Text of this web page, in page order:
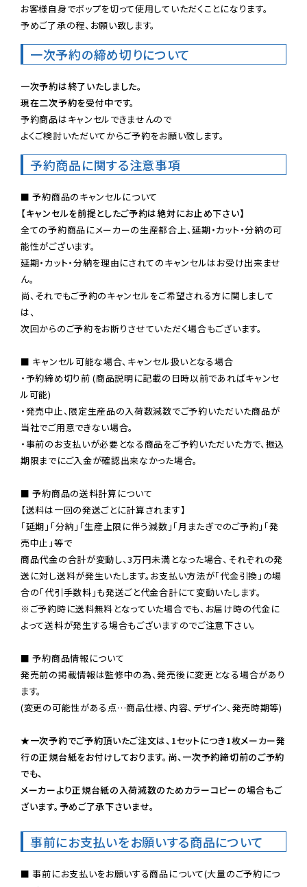
お客様自身でポップを切って使用していただくことになります。
予めご了承の程、お願い致します。
一次予約の締め切りについて
一次予約は終了いたしました。
現在二次予約を受付中です。
予約商品はキャンセルできませんので
よくご検討いただいてからご予約をお願い致します。
予約商品に関する注意事項
【キャンセルを前提としたご予約は絶対にお止め下さい】
全ての予約商品にメーカーの生産都合上、延期・カット・分納の可
能性がございます。
延期・カット・分納を理由にされてのキャンセルはお受け出来ませ
ん。
尚、それでもご予約のキャンセルをご希望される方に関しまして
は、
次回からのご予約をお断りさせていただく場合もございます。
■ キャンセル可能な場合、キャンセル扱いとなる場合
・予約締め切り前 (商品説明に記載の日時以前であればキャンセ
ル可能)
・発売中止、限定生産品の入荷数減数でご予約いただいた商品が
当社でご用意できない場合。
・事前のお支払いが必要となる商品をご予約いただいた方で、振込
期限までにご入金が確認出来なかった場合。
■ 予約商品の送料計算について
【送料は一回の発送ごとに計算されます】
「延期」「分納」「生産上限に伴う減数」「月またぎでのご予約」「発
売中止」等で
商品代金の合計が変動し、3万円未満となった場合、それぞれの発
送に対し送料が発生いたします。お支払い方法が「代金引換」の場
※ご予約時に送料無料となっていた場合でも、お届け時の代金に
よって送料が発生する場合もございますのでご注意下さい。
■ 予約商品情報について
発売前の掲載情報は監修中の為、発売後に変更となる場合があり
ます。
(変更の可能性がある点…商品仕様、内容、デザイン、発売時期等)
★一次予約でご予約頂いたご注文は、1セットにつき1枚メーカー発
行の正規台紙をお付けしております。尚、一次予約締切前のご予約
でも、
メーカーより正規台紙の入荷減数のためカラーコピーの場合もご
ざいます。予めご了承下さいませ。
事前にお支払いをお願いする商品について
■ 事前にお支払いをお願いする商品について(大量のご予約につ